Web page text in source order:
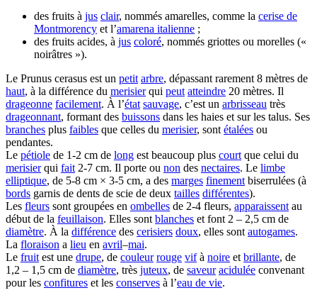
des fruits à jus clair, nommés amarelles, comme la cerise de
Montmorency et l’amarena italienne ;
des fruits acides, à jus coloré, nommés griottes ou morelles («
noirâtres »).
Le Prunus cerasus est un petit arbre, dépassant rarement 8 mètres de
haut, à la différence du merisierqui peut atteindre 20 mètres. Il
drageonne facilement. À l’état sauvage, c’est un arbrisseau très
drageonnant, formant des buissons dans les haies et sur les talus. Ses
branches plus faibles que celles du merisier, sont étalées ou
pendantes.
Le pétiole de 1-2 cm de long est beaucoup plus court que celui du
merisierqui fait 2-7 cm. Il porte ou non des nectaires. Le limbe
elliptique, de 5-8 cm × 3-5 cm, a des marges finement biserrulées (à
bords garnis de dents de scie de deux tailles différentes).
Les fleurs sont groupées en ombelles de 2-4 fleurs, apparaissent au
début de la feuillaison. Elles sont blanches et font 2 – 2,5 cm de
diamètre. À la différence des cerisiers doux, elles sont autogames.
La floraison a lieu en avril–mai.
Le fruit est une drupe, de couleur rouge vifà noire et brillante, de
1,2 – 1,5 cm de diamètre, très juteux, de saveur acidulée convenant
pour les confitures et les conserves à l’eau de vie.